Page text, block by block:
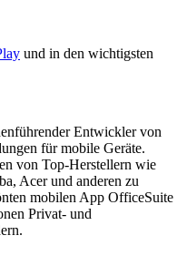
und in den wichtigsten
Entwickler von
für mobile Geräte.
von Top-Herstellern wie
Acer und anderen zu
mobilen App OfficeSuite
Privat- und